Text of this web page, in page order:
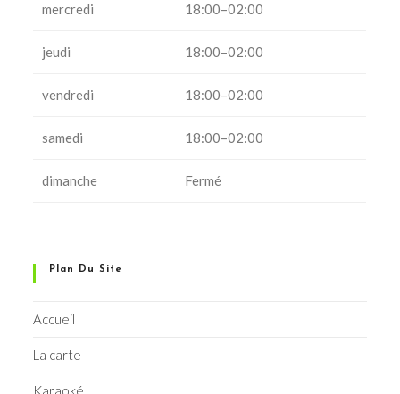
mercredi 18:00–02:00
jeudi 18:00–02:00
vendredi 18:00–02:00
samedi 18:00–02:00
dimanche Fermé
Plan Du Site
Accueil
La carte
Karaoké